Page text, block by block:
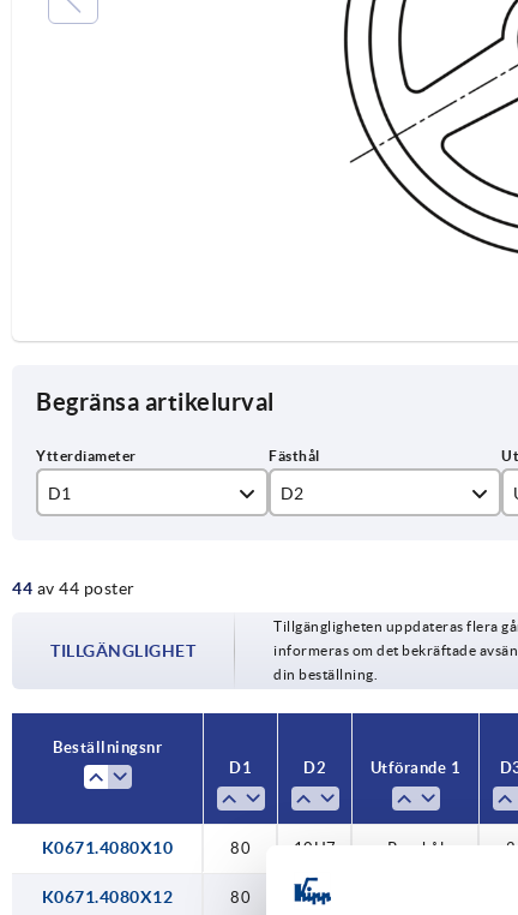
Begränsa artikelurval
D1
100
140
180
200
D2
14H7
16H7
22H7
26H7
30H7
44 av 44 poster
TILLGÄNGLIGHET
Tillgängligheten uppdateras flera
informeras om det bekräftade
din beställning.
Beställningsnr
D1
D2 Utförande 1
K0671.4080X10 80 10H7 Passhål
K0671.4080X12 80 12H7